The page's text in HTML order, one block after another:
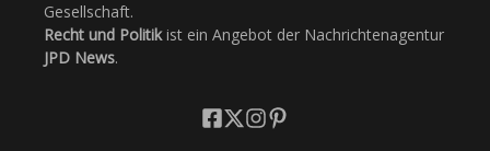
Gesellschaft.
Recht und Politikist ein Angebot der Nachrichtenagentur
JPD News.